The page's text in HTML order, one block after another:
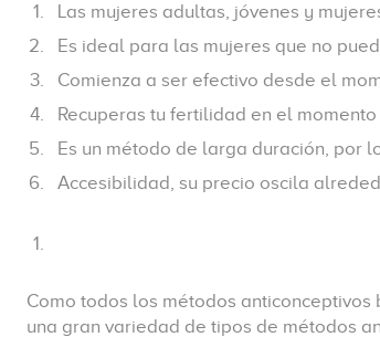
Las mujeres adultas, jóvenes y
Es ideal para las mujeres que no
Comienza a ser efectivo desde el
Recuperas tu fertilidad en el
Es un método de larga duración, por
Accesibilidad, su precio oscila
Como todos los métodos
una gran variedad de tipos de métodos